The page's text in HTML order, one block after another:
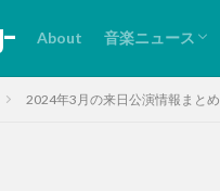
About 音楽ニュース
リリース情報
ライブ情報
2024年3月の来日公演情報まとめ